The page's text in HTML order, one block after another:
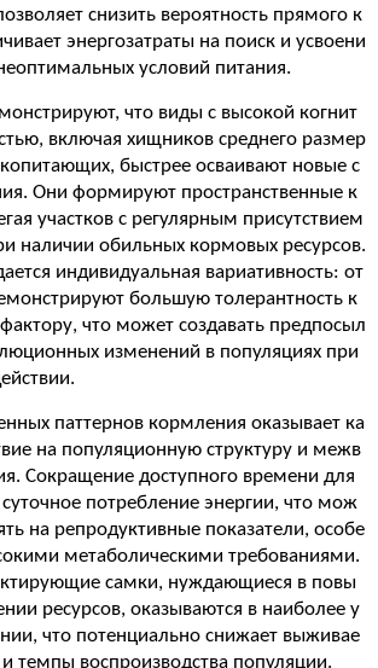
снизить вероятность прямого к
энергозатраты на поиск и усвоени
условий питания.
что виды с высокой когнит
включая хищников среднего размер
быстрее осваивают новые с
Они формируют пространственные к
участков с регулярным присутствием
наличии обильных кормовых ресурсов.
индивидуальная вариативность: от
большую толерантность к
что может создавать предпосыл
изменений в популяциях при
паттернов кормления оказывает ка
на популяционную структуру и межв
Сокращение доступного времени для
потребление энергии, что мож
на репродуктивные показатели, особе
метаболическими требованиями.
самки, нуждающиеся в повы
ресурсов, оказываются в наиболее у
что потенциально снижает выживае
темпы воспроизводства популяции.